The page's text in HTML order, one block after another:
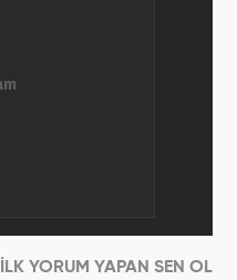
İLK YORUM YAPAN SEN OL